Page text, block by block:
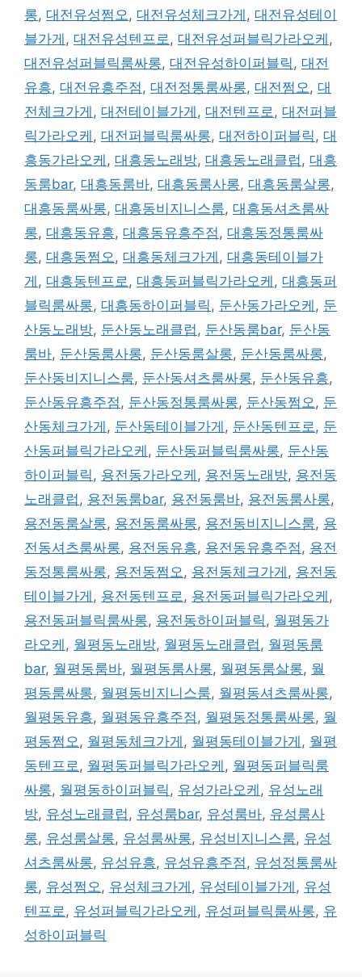
롱, 대전유성쩜오 , 대전유성체크가게 , 대전유성테이
블가게 , 대전유성텐프로 , 대전유성퍼블릭가라오케 ,
대전유성퍼블릭룸싸롱, 대전유성하이퍼블릭 , 대전
유흥, 대전유흥주점 , 대전정통룸싸롱, 대전쩜오 , 대
전체크가게 , 대전테이블가게 , 대전텐프로 , 대전퍼블
릭가라오케 , 대전퍼블릭룸싸롱, 대전하이퍼블릭 , 대
흥동가라오케 , 대흥동노래방, 대흥동노래클럽 , 대흥
동룸bar, 대흥동룸바, 대흥동룸사롱, 대흥동룸살롱,
대흥동룸싸롱, 대흥동비지니스룸, 대흥동셔츠룸싸
롱, 대흥동유흥, 대흥동유흥주점 , 대흥동정통룸싸
롱, 대흥동쩜오 , 대흥동체크가게 , 대흥동테이블가
게 , 대흥동텐프로 , 대흥동퍼블릭가라오케 , 대흥동퍼
블릭룸싸롱, 대흥동하이퍼블릭 , 둔산동가라오케 , 둔
산동노래방, 둔산동노래클럽 , 둔산동룸bar, 둔산동
룸바, 둔산동룸사롱, 둔산동룸살롱, 둔산동룸싸롱,
둔산동비지니스룸, 둔산동셔츠룸싸롱, 둔산동유흥,
둔산동유흥주점 , 둔산동정통룸싸롱, 둔산동쩜오 , 둔
산동체크가게 , 둔산동테이블가게 , 둔산동텐프로 , 둔
산동퍼블릭가라오케 , 둔산동퍼블릭룸싸롱, 둔산동
하이퍼블릭 , 용전동가라오케 , 용전동노래방, 용전동
노래클럽 , 용전동룸bar, 용전동룸바, 용전동룸사롱,
용전동룸살롱, 용전동룸싸롱, 용전동비지니스룸, 용
전동셔츠룸싸롱, 용전동유흥, 용전동유흥주점 , 용전
동정통룸싸롱, 용전동쩜오 , 용전동체크가게 , 용전동
테이블가게 , 용전동텐프로 , 용전동퍼블릭가라오케 ,
용전동퍼블릭룸싸롱, 용전동하이퍼블릭 , 월평동가
라오케 , 월평동노래방, 월평동노래클럽 , 월평동룸
bar, 월평동룸바, 월평동룸사롱, 월평동룸살롱, 월
평동룸싸롱, 월평동비지니스룸, 월평동셔츠룸싸롱,
월평동유흥, 월평동유흥주점 , 월평동정통룸싸롱, 월
평동쩜오 , 월평동체크가게 , 월평동테이블가게 , 월평
동텐프로 , 월평동퍼블릭가라오케 , 월평동퍼블릭룸
싸롱, 월평동하이퍼블릭 , 유성가라오케 , 유성노래
방, 유성노래클럽 , 유성룸bar, 유성룸바, 유성룸사
롱, 유성룸살롱, 유성룸싸롱, 유성비지니스룸, 유성
셔츠룸싸롱, 유성유흥, 유성유흥주점 , 유성정통룸싸
롱, 유성쩜오 , 유성체크가게 , 유성테이블가게 , 유성
텐프로 , 유성퍼블릭가라오케 , 유성퍼블릭룸싸롱, 유
성하이퍼블릭